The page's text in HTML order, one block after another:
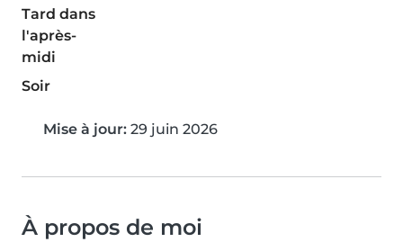
Tard dans
l'après-
midi
Soir
Mise à jour: 29 juin 2026
À propos de moi